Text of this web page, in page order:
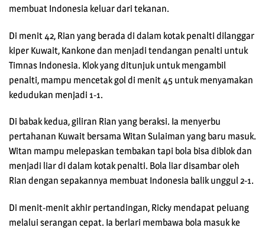
membuat Indonesia keluar dari tekanan.
Di menit 42, Rian yang berada di dalam kotak penalti dilanggar
kiper Kuwait, Kankone dan menjadi tendangan penalti untuk
Timnas Indonesia. Klok yang ditunjuk untuk mengambil
penalti, mampu mencetak gol di menit 45 untuk menyamakan
kedudukan menjadi 1-1.
Di babak kedua, giliran Rian yang beraksi. Ia menyerbu
pertahanan Kuwait bersama Witan Sulaiman yang baru masuk.
Witan mampu melepaskan tembakan tapi bola bisa diblok dan
menjadi liar di dalam kotak penalti. Bola liar disambar oleh
Rian dengan sepakannya membuat Indonesia balik unggul 2-1.
Di menit-menit akhir pertandingan, Ricky mendapat peluang
melalui serangan cepat. Ia berlari membawa bola masuk ke